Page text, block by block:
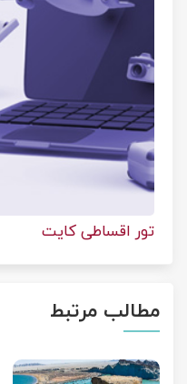
تور اقساطی کایت
مطالب مرتبط